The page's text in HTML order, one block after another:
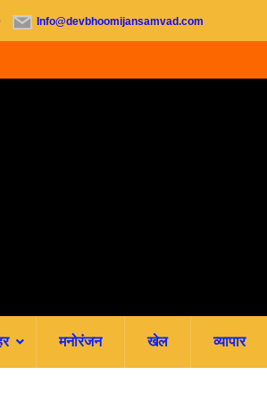
Info@devbhoomijansamvad.com
4 आरोपी गिरफ्तार
मनोरंजन खेल व्यापार